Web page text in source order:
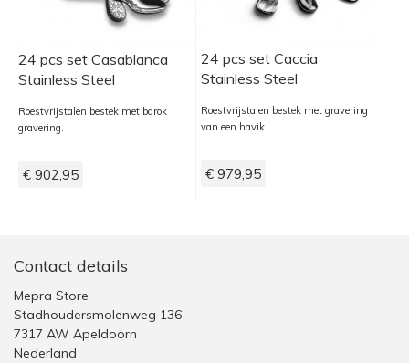
24 pcs set Casablanca
Stainless Steel
Roestvrijstalen bestek met barok
gravering.
€ 902,95
24 pcs set Caccia
Stainless Steel
Roestvrijstalen bestek met gravering
van een havik.
€ 979,95
Contact details
Mepra Store
Stadhoudersmolenweg 136
7317 AW Apeldoorn
Nederland